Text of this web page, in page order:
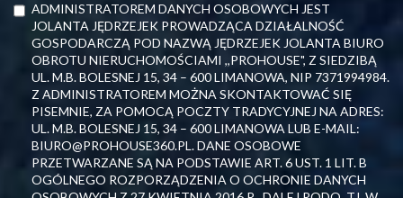
ADMINISTRATOREM DANYCH OSOBOWYCH JEST
JOLANTA JĘDRZEJEK PROWADZĄCA DZIAŁALNOŚĆ
GOSPODARCZĄ POD NAZWĄ JĘDRZEJEK JOLANTA BIURO
OBROTU NIERUCHOMOŚCIAMI ,,PROHOUSE", Z SIEDZIBĄ
UL. M.B. BOLESNEJ 15, 34 – 600 LIMANOWA, NIP 7371994984.
Z ADMINISTRATOREM MOŻNA SKONTAKTOWAĆ SIĘ
PISEMNIE, ZA POMOCĄ POCZTY TRADYCYJNEJ NA ADRES:
UL. M.B. BOLESNEJ 15, 34 – 600 LIMANOWA LUB E-MAIL:
BIURO@PROHOUSE360.PL. DANE OSOBOWE
PRZETWARZANE SĄ NA PODSTAWIE ART. 6 UST. 1 LIT. B
OGÓLNEGO ROZPORZĄDZENIA O OCHRONIE DANYCH